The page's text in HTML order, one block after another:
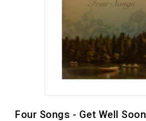
Four Songs - Get Well Soon